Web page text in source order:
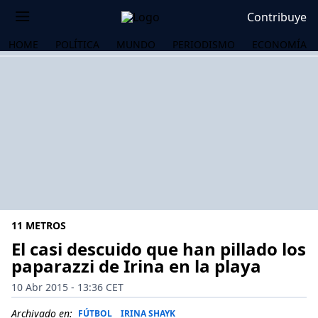
Contribuye
HOME POLÍTICA MUNDO PERIODISMO ECONOMÍA
11 METROS
El casi descuido que han pillado los
paparazzi de Irina en la playa
10 Abr 2015 - 13:36 CET
Archivado en: FÚTBOL IRINA SHAYK